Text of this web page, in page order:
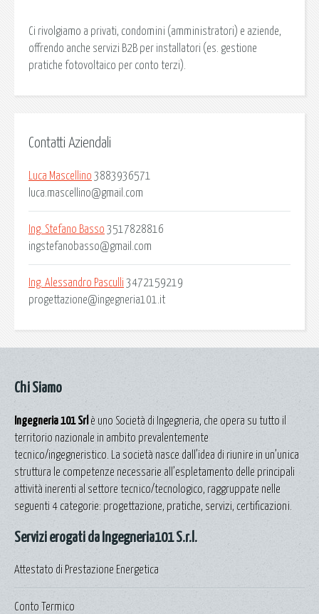
Ci rivolgiamo a privati, condomini (amministratori) e aziende,
offrendo anche servizi B2B per installatori (es. gestione
pratiche fotovoltaico per conto terzi).
Contatti Aziendali
Luca Mascellino 3883936571
luca.mascellino@gmail.com
Ing. Stefano Basso 3517828816
ingstefanobasso@gmail.com
Ing. Alessandro Pasculli 3472159219
progettazione@ingegneria101.it
Servizi erogati da Ingegneria101 S.r.l.
Attestato di Prestazione Energetica
Conto Termico
Chi Siamo
Ingegneria 101 Srl è uno Società di Ingegneria, che opera su tutto il
territorio nazionale in ambito prevalentemente
tecnico/ingegneristico. La società nasce dall’idea di riunire in un’unica
struttura le competenze necessarie all’espletamento delle principali
attività inerenti al settore tecnico/tecnologico, raggruppate nelle
seguenti 4 categorie: progettazione, pratiche, servizi, certificazioni.